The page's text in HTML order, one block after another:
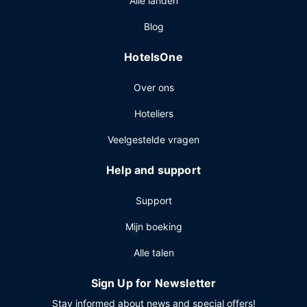
Blog
HotelsOne
Over ons
Hoteliers
Veelgestelde vragen
Help and support
Support
Mijn boeking
Alle talen
Sign Up for Newsletter
Stay informed about news and special offers!